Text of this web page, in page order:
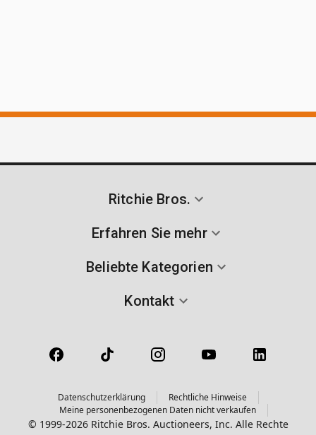
Ritchie Bros.
Erfahren Sie mehr
Beliebte Kategorien
Kontakt
Datenschutzerklärung
Rechtliche Hinweise
Meine personenbezogenen Daten nicht verkaufen
© 1999-2026 Ritchie Bros. Auctioneers, Inc. Alle Rechte